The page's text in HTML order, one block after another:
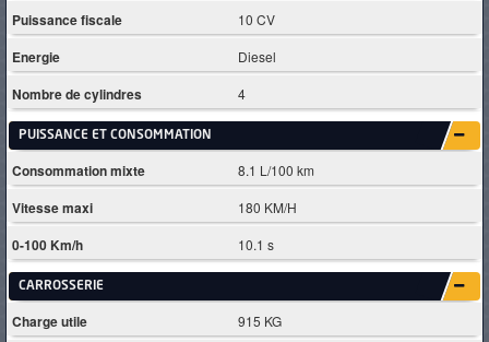
Puissance fiscale 10 CV
Energie Diesel
Nombre de cylindres 4
PUISSANCE ET CONSOMMATION
Consommation mixte 8.1 L/100 km
Vitesse maxi 180 KM/H
0-100 Km/h 10.1 s
CARROSSERIE
Charge utile 915 KG